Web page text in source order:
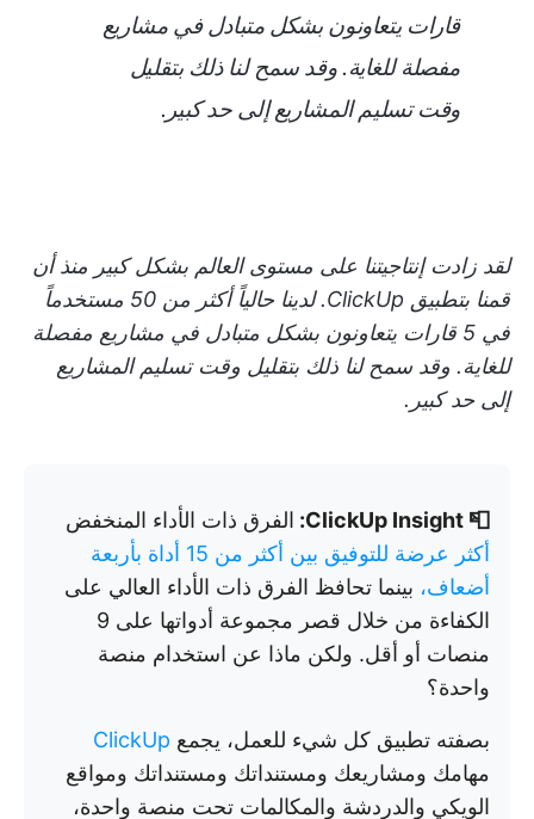
قارات يتعاونون بشكل متبادل في مشاريع
مفصلة للغاية. وقد سمح لنا ذلك بتقليل
وقت تسليم المشاريع إلى حد كبير.
لقد زادت إنتاجيتنا على مستوى العالم بشكل كبير منذ أن
قمنا بتطبيق ClickUp. لدينا حالياً أكثر من 50 مستخدماً
في 5 قارات يتعاونون بشكل متبادل في مشاريع مفصلة
للغاية. وقد سمح لنا ذلك بتقليل وقت تسليم المشاريع
إلى حد كبير.
📮 ClickUp Insight:
الفرق ذات الأداء المنخفض
أكثر عرضة للتوفيق بين أكثر من 15 أداة بأربعة
أضعاف، بينما تحافظ الفرق ذات الأداء العالي على
الكفاءة من خلال قصر مجموعة أدواتها على 9
منصات أو أقل. ولكن ماذا عن استخدام منصة
واحدة؟
بصفته تطبيق كل شيء للعمل، يجمع ClickUp
مهامك ومشاريعك ومستنداتك ومستنداتك ومواقع
الويكي والدردشة والمكالمات تحت منصة واحدة،